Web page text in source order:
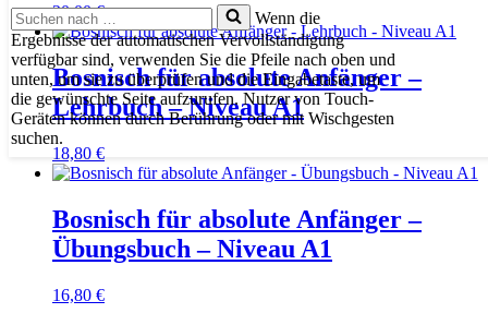
Suchen
nach …
Wenn die
Ergebnisse der automatischen Vervollständigung
verfügbar sind, verwenden Sie die Pfeile nach oben und
unten, um sie zu überprüfen und die Eingabetaste, um
die gewünschte Seite aufzurufen. Nutzer von Touch-
Geräten können durch Berührung oder mit Wischgesten
suchen.
20,00€
Bosnisch für absolute Anfänger –
Lehrbuch – Niveau A1
18,80 €
Bosnisch für absolute Anfänger –
Übungsbuch – Niveau A1
16,80 €